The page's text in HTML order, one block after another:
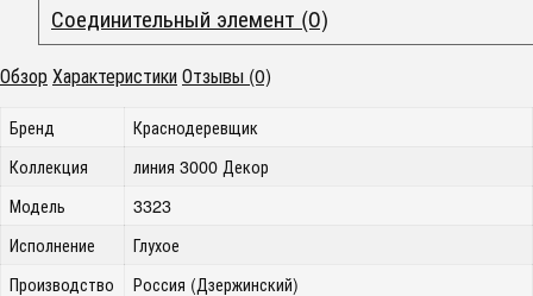
Соединительный элемент (0)
ОбзорХарактеристикиОтзывы (0)
Бренд
Краснодеревщик
Коллекция
линия 3000 Декор
Модель
3323
Исполнение
Глухое
Производство
Россия (Дзержинский)